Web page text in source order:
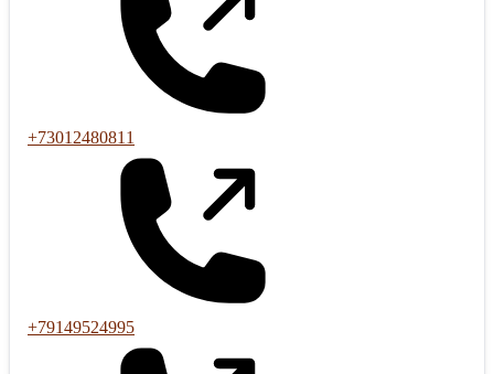
+73012480811
+79149524995